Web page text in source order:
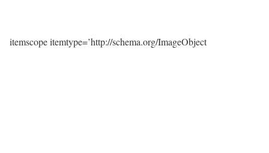
itemscope itemtype=’http://schema.org/ImageObject